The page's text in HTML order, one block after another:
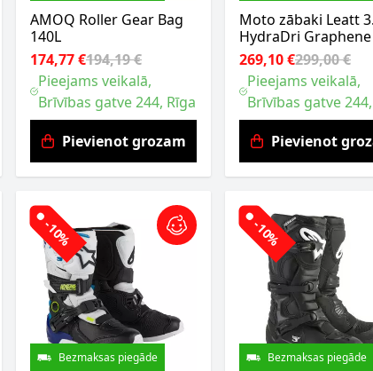
AMOQ Roller Gear Bag
140L
174,77 €194,19 €
Pieejams veikalā,
Brīvības gatve 244, Rīga
Pievienot grozam
Moto zābaki Leatt
HydraDri Graphene
269,10 €299,00 €
Pieejams veikalā,
Brīvības gatve
Pievienot
-10%
Bezmaksas piegāde
-10%
Bezmaksas piegāde